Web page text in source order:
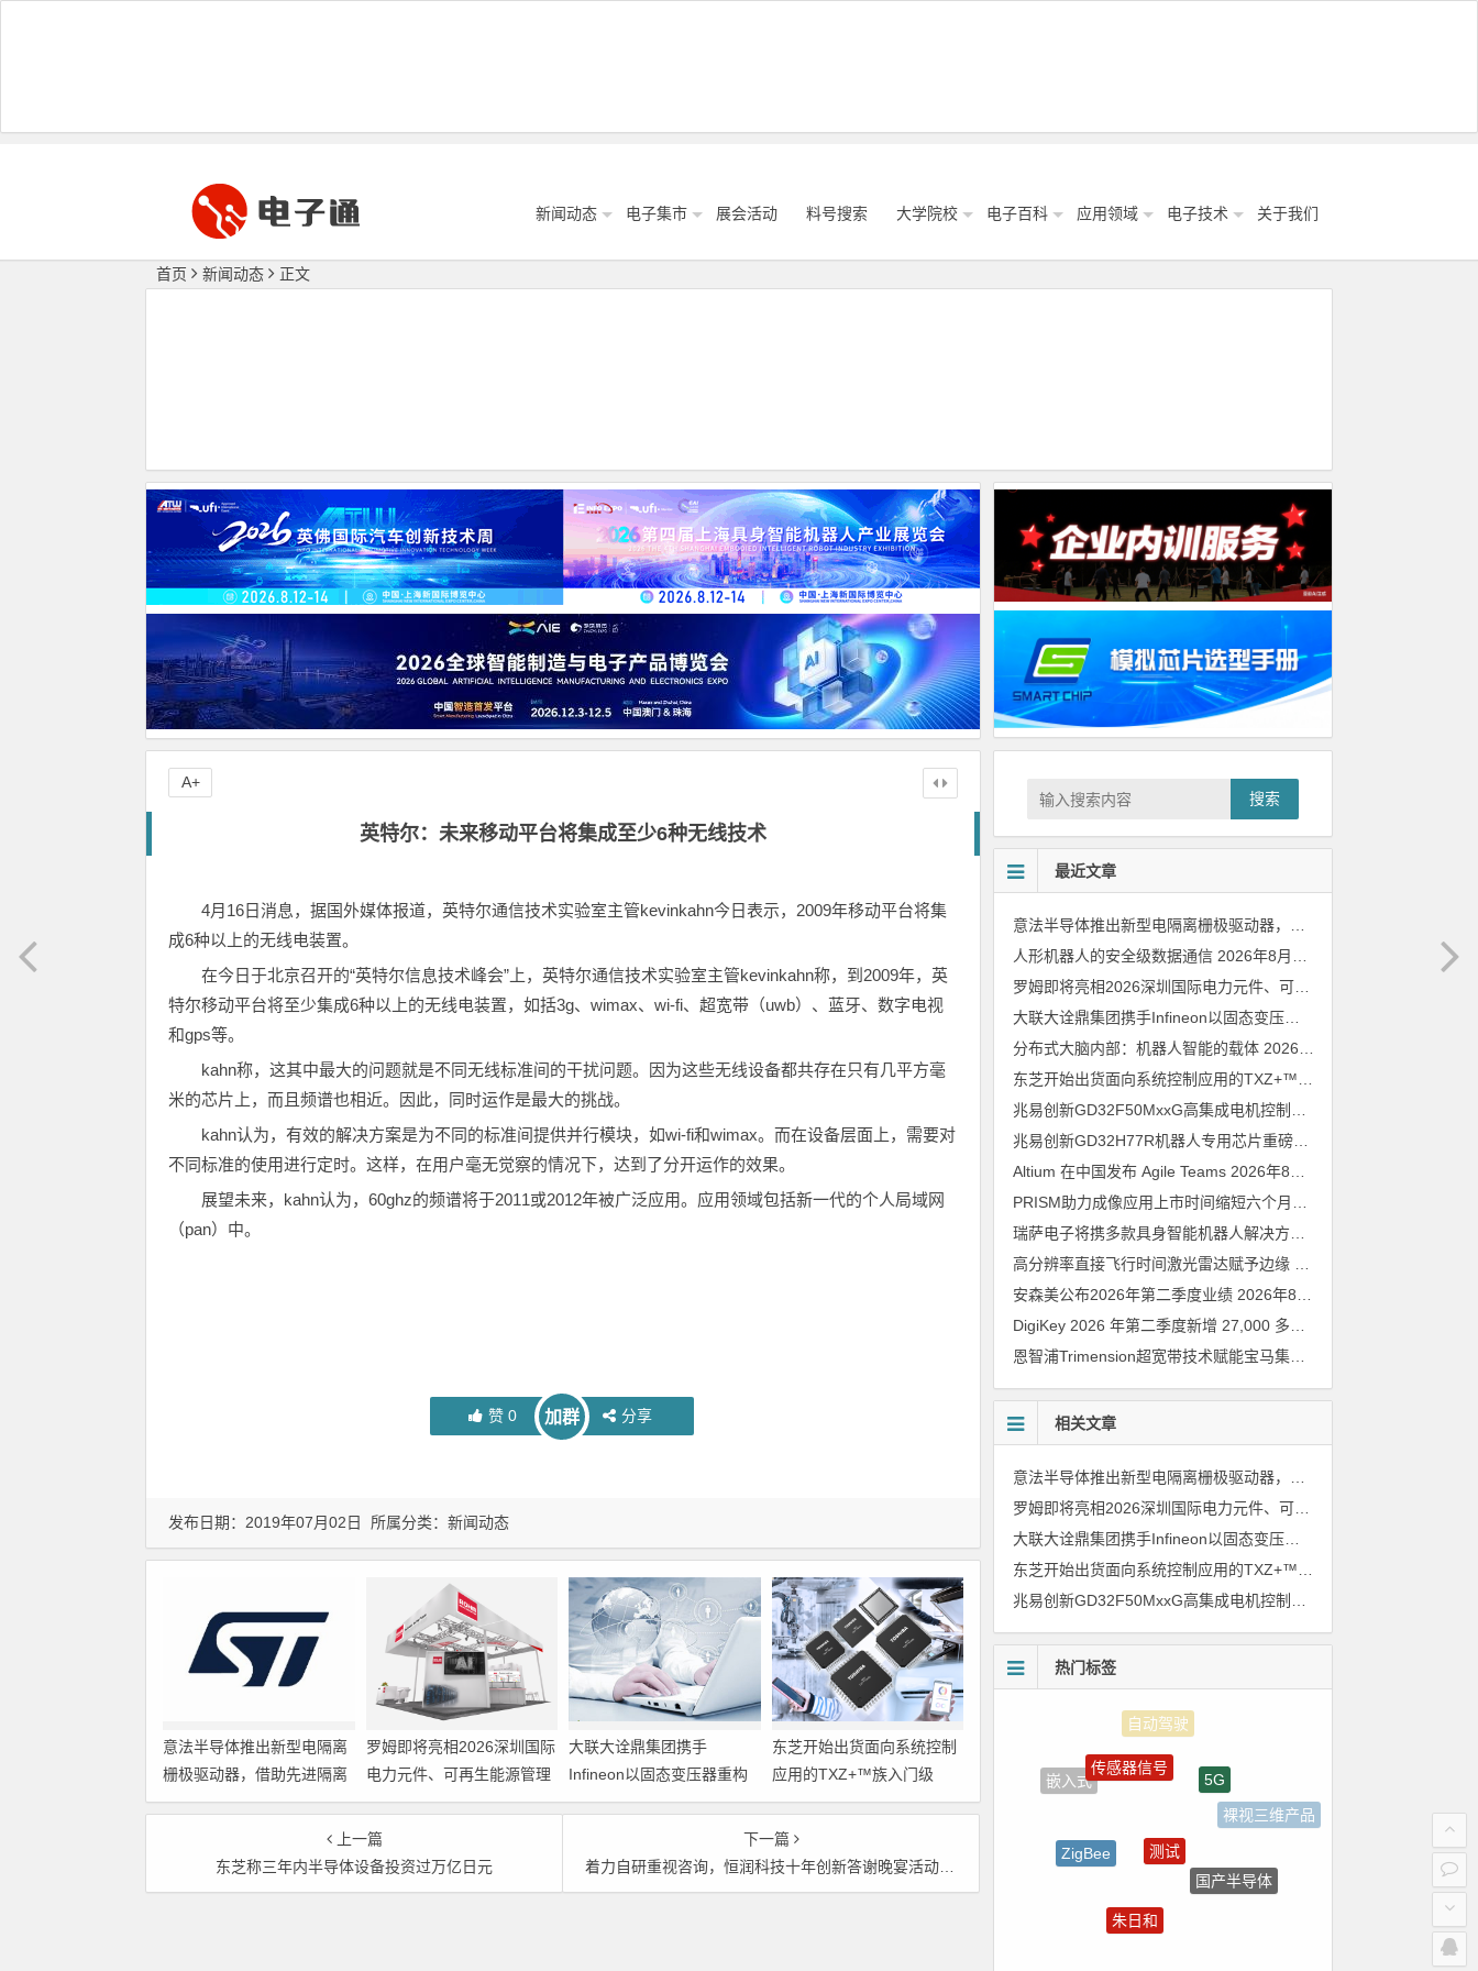
新闻动态 电子集市 展会活动 料号搜索 大学院校 电子百科 应用领域 电子技术 关于我们
首页 新闻动态 正文
英特尔：未来移动平台将集成至少6种无线技术
4月16日消息，据国外媒体报道，英特尔通信技术实验室主管kevinkahn今日表示，2009年移动平台将集
成6种以上的无线电装置。
在今日于北京召开的“英特尔信息技术峰会”上，英特尔通信技术实验室主管kevinkahn称，到2009年，英
特尔移动平台将至少集成6种以上的无线电装置，如括3g、wimax、wi-fi、超宽带（uwb）、蓝牙、数字电视
和gps等。
kahn称，这其中最大的问题就是不同无线标准间的干扰问题。因为这些无线设备都共存在只有几平方毫
米的芯片上，而且频谱也相近。因此，同时运作是最大的挑战。
kahn认为，有效的解决方案是为不同的标准间提供并行模块，如wi-fi和wimax。而在设备层面上，需要对
不同标准的使用进行定时。这样，在用户毫无觉察的情况下，达到了分开运作的效果。
展望未来，kahn认为，60ghz的频谱将于2011或2012年被广泛应用。应用领域包括新一代的个人局域网
（pan）中。
赞0 加群 分享
A+
发布日期：2019年07月02日 所属分类： 新闻动态
意法半导体推出新型电隔离
栅极驱动器，借助先进隔离
技术简化电源设计
罗姆即将亮相2026深圳国际
电力元件、可再生能源管理
展览会暨研讨会
大联大诠鼎集团携手
Infineon以固态变压器重构
配电效率新标杆
东芝开始出货面向系统控制
应用的TXZ+™族入门级
M4V组（搭载Arm
Cortex‑M4内核的标准微控
制器）工程样品
上一篇
东芝称三年内半导体设备投资过万亿日元
下一篇
着力自研重视咨询，恒润科技十年创新答谢晚宴活动与客户零距离接触
搜索
最近文章
人形机器人的安全级数据通信 2026年8月8日
罗姆即将亮相2026深圳国际电力元件、可再生能源管理展览会暨研讨会
大联大诠鼎集团携手Infineon以固态变压器重构配电效率新标杆
分布式大脑内部：机器人智能的载体 2026年8月6日
兆易创新GD32H77R机器人专用芯片重磅亮相，精准赋能伺服驱动与关节控制
Altium 在中国发布 Agile Teams 2026年8月6日
安森美公布2026年第二季度业绩 2026年8月6日
恩智浦Trimension超宽带技术赋能宝马集团Digital Key Plus及生命体存在检测功能
相关文章
罗姆即将亮相2026深圳国际电力元件、可再生能源管理展览会暨研讨会
大联大诠鼎集团携手Infineon以固态变压器重构配电效率新标杆
热门标签
嵌入式
裸视三维产品
国产半导体
朱日和